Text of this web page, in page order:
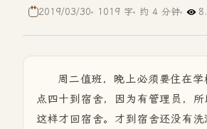
2019/03/30 1019 字 约 4 分钟
周二值班，晚上必须要住在
点四十到宿舍，因为有管理员，
这样才回宿舍。才到宿舍还没有